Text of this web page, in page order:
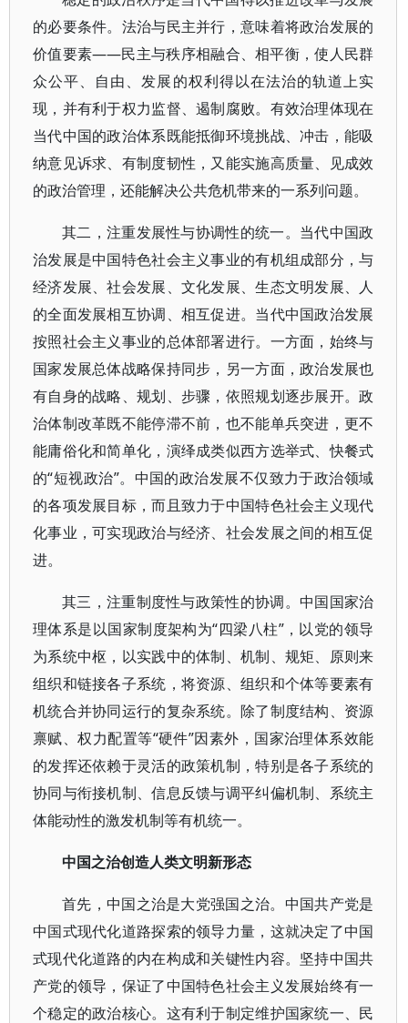
的必要条件。法治与民主并行，意味着将政治发展的
价值要素——民主与秩序相融合、相平衡，使人民群
众公平、自由、发展的权利得以在法治的轨道上实
现，并有利于权力监督、遏制腐败。有效治理体现在
当代中国的政治体系既能抵御环境挑战、冲击，能吸
纳意见诉求、有制度韧性，又能实施高质量、见成效
的政治管理，还能解决公共危机带来的一系列问题。
其二，注重发展性与协调性的统一。当代中国政
治发展是中国特色社会主义事业的有机组成部分，与
经济发展、社会发展、文化发展、生态文明发展、人
的全面发展相互协调、相互促进。当代中国政治发展
按照社会主义事业的总体部署进行。一方面，始终与
国家发展总体战略保持同步，另一方面，政治发展也
有自身的战略、规划、步骤，依照规划逐步展开。政
治体制改革既不能停滞不前，也不能单兵突进，更不
能庸俗化和简单化，演绎成类似西方选举式、快餐式
的“短视政治”。中国的政治发展不仅致力于政治领域
的各项发展目标，而且致力于中国特色社会主义现代
化事业，可实现政治与经济、社会发展之间的相互促
进。
其三，注重制度性与政策性的协调。中国国家治
理体系是以国家制度架构为“四梁八柱”，以党的领导
为系统中枢，以实践中的体制、机制、规矩、原则来
组织和链接各子系统，将资源、组织和个体等要素有
机统合并协同运行的复杂系统。除了制度结构、资源
禀赋、权力配置等“硬件”因素外，国家治理体系效能
的发挥还依赖于灵活的政策机制，特别是各子系统的
协同与衔接机制、信息反馈与调平纠偏机制、系统主
体能动性的激发机制等有机统一。
中国之治创造人类文明新形态
首先，中国之治是大党强国之治。中国共产党是
中国式现代化道路探索的领导力量，这就决定了中国
式现代化道路的内在构成和关键性内容。坚持中国共
产党的领导，保证了中国特色社会主义发展始终有一
个稳定的政治核心。这有利于制定维护国家统一、民